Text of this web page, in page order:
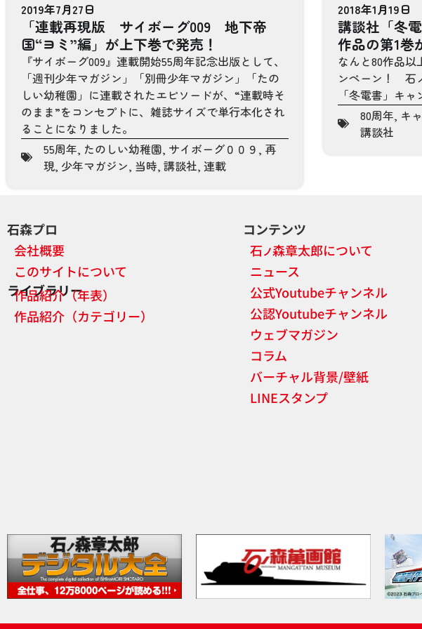
2019年7月27日
「連載再現版 サイボーグ009 地下帝
国“ヨミ”編」が上下巻で発売！
『サイボーグ009』連載開始55周年記念出版として、
「週刊少年マガジン」「別冊少年マガジン」「たの
しい幼稚園」に連載されたエピソードが、“連載時そ
のまま”をコンセプトに、雑誌サイズで単行本化され
ることになりました。
55周年, たのしい幼稚園, サイボーグ００９ , 再
現, 少年マガジン, 当時, 講談社, 連載
2018年1月19日
講談社「冬
作品の第1巻
なんと80作品
ンペーン！ 石
「冬電書」キ
80周年, キ
講談社
石森プロ
会社概要
このサイトについて
ライブラリー
作品紹介（年表）
作品紹介（カテゴリー）
コンテンツ
石ノ森章太郎について
ニュース
公式Youtubeチャンネル
公認Youtubeチャンネル
ウェブマガジン
コラム
バーチャル背景/壁紙
LINEスタンプ